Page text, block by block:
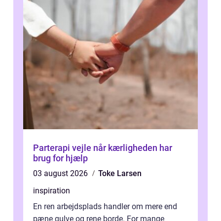
Parterapi vejle når kærligheden har
brug for hjælp
03 august 2026
Toke Larsen
inspiration
En ren arbejdsplads handler om mere end
pæne gulve og rene borde. For mange